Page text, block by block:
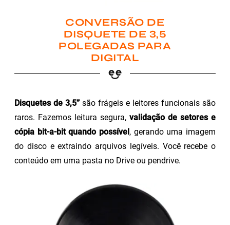
CONVERSÃO DE
DISQUETE DE 3,5
POLEGADAS PARA
DIGITAL
Disquetes de 3,5”são frágeis e leitores funcionais são
raros. Fazemos leitura segura, validação de setores e
cópia bit-a-bit quando possível, gerando uma imagem
do disco e extraindo arquivos legíveis. Você recebe o
conteúdo em uma pasta no Drive ou pendrive.